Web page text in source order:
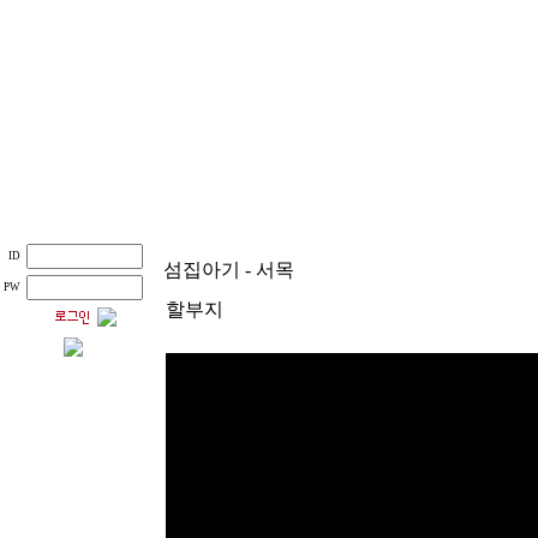
ID
PW
섬집아기 - 서목
할부지